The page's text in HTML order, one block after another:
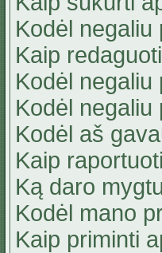
Kodėl
Kaip
Kodėl
Kodėl negaliu
Kodėl aš
Kaip
Ką daro
Kodėl mano
Kaip priminti